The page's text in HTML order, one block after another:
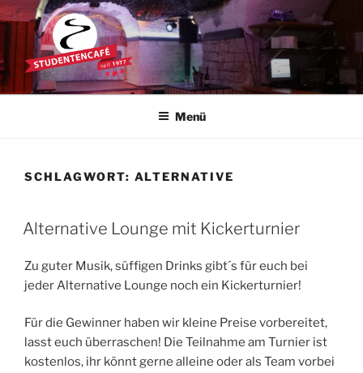
Zum
Inhalt
springen
STUDENTENCAFÉ
Die Kultkneipe in Ulm seit 1977
Menü
SCHLAGWORT: ALTERNATIVE
Alternative Lounge mit Kickerturnier
Zu guter Musik, süffigen Drinks gibt´s für euch bei
jeder Alternative Lounge noch ein Kickerturnier!
Für die Gewinner haben wir kleine Preise vorbereitet,
lasst euch überraschen! Die Teilnahme am Turnier ist
kostenlos, ihr könnt gerne alleine oder als Team vorbei